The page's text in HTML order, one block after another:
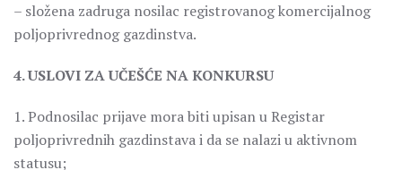
– složena zadruga nosilac registrovanog komercijalnog
poljoprivrednog gazdinstva.
4. USLOVI ZA UČEŠĆE NA KONKURSU
1. Podnosilac prijave mora biti upisan u Registar
poljoprivrednih gazdinstava i da se nalazi u aktivnom
statusu;